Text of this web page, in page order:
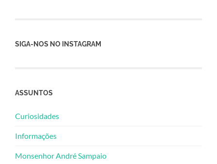
SIGA-NOS NO INSTAGRAM
ASSUNTOS
Curiosidades
Informações
Monsenhor André Sampaio